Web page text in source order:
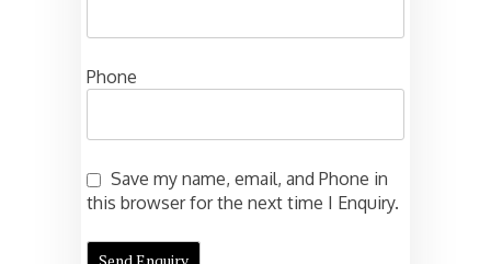
Phone
Save my name, email, and Phone in
this browser for the next time I Enquiry.